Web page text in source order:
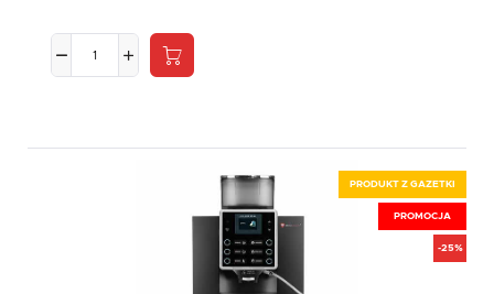
PRODUKT Z GAZETKI
PROMOCJA
-25%